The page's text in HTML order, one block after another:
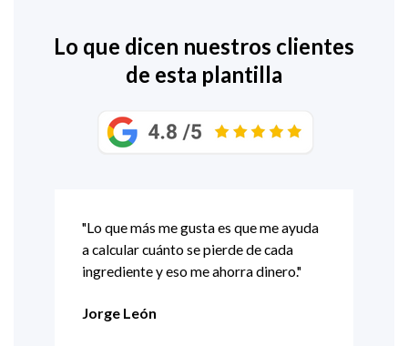
Lo que dicen nuestros clientes
de esta plantilla
"Lo que más me gusta es que me ayuda
a calcular cuánto se pierde de cada
ingrediente y eso me ahorra dinero."
Jorge León